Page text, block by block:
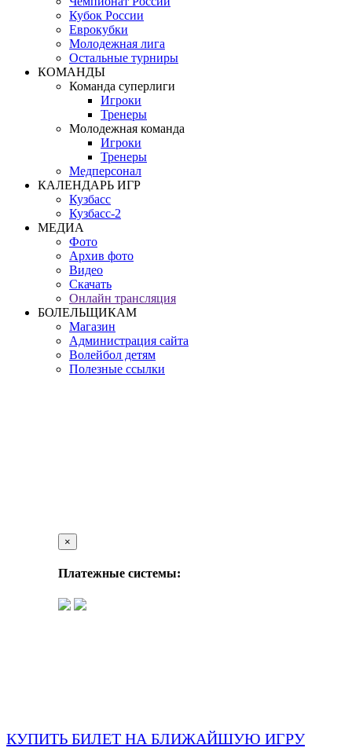
Кубок России
Еврокубки
Молодежная лига
Остальные турниры
КОМАНДЫ
Команда суперлиги
Игроки
Тренеры
Молодежная команда
Игроки
Тренеры
Медперсонал
КАЛЕНДАРЬ ИГР
Кузбасс
Кузбасс-2
МЕДИА
Фото
Архив фото
Видео
Скачать
Онлайн трансляция
БОЛЕЛЬЩИКАМ
Магазин
Администрация сайта
Волейбол детям
Полезные ссылки
×
Платежные системы:
КУПИТЬ БИЛЕТ НА БЛИЖАЙШУЮ ИГРУ